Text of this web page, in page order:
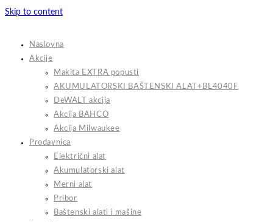
Skip to content
Naslovna
Akcije
Makita EXTRA popusti
AKUMULATORSKI BAŠTENSKI ALAT+BL4040F
DeWALT akcija
Akcija BAHCO
Akcija Milwaukee
Prodavnica
Električni alat
Akumulatorski alat
Merni alat
Pribor
Baštenski alati i mašine